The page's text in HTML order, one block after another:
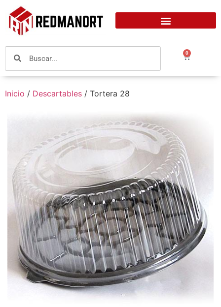
0
Inicio / Descartables / Tortera 28